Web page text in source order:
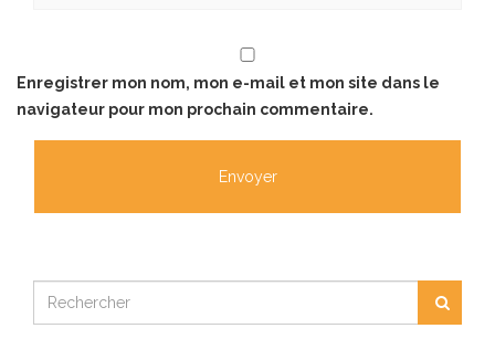
Enregistrer mon nom, mon e-mail et mon site dans le
navigateur pour mon prochain commentaire.